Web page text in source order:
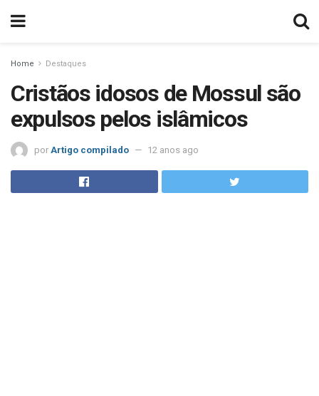
Home Destaques
Cristãos idosos de Mossul são
expulsos pelos islâmicos
por Artigo compilado 12 anos ago